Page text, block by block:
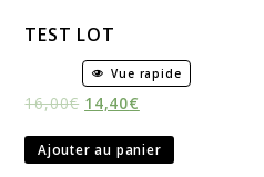
TEST LOT
Vue rapide
16,00€ 14,40€
Ajouter au panier